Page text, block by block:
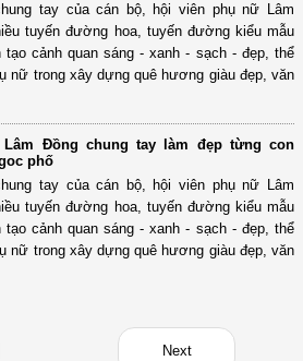
tay của cán bộ, hội viên phụ nữ Lâm
tuyến đường hoa, tuyến đường kiểu mẫu
cảnh quan sáng - xanh - sạch - đẹp, thể
nữ trong xây dựng quê hương giàu đẹp, văn
Lâm Đồng chung tay làm đẹp từng con
phố
tay của cán bộ, hội viên phụ nữ Lâm
tuyến đường hoa, tuyến đường kiểu mẫu
cảnh quan sáng - xanh - sạch - đẹp, thể
nữ trong xây dựng quê hương giàu đẹp, văn
Next